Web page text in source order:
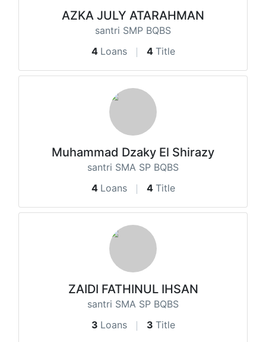
AZKA JULY ATARAHMAN
santri SMP BQBS
4 Loans 4 Title
Muhammad Dzaky El Shirazy
santri SMA SP BQBS
4 Loans 4 Title
ZAIDI FATHINUL IHSAN
santri SMA SP BQBS
3 Loans 3 Title